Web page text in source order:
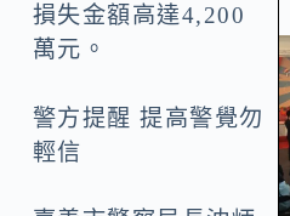
損失金額高達4,200
萬元。
警方提醒 提高警覺勿
輕信